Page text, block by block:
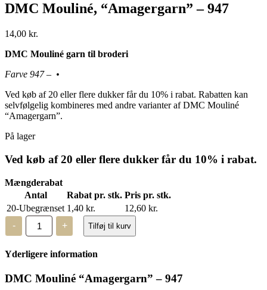
DMC Mouliné, “Amagergarn” – 947
14,00 kr.
DMC Mouliné garn til broderi
Farve 947 – •
Ved køb af 20 eller flere dukker får du 10% i rabat. Rabatten kan
selvfølgelig kombineres med andre varianter af DMC Mouliné
“Amagergarn”.
På lager
Ved køb af 20 eller flere dukker får du 10% i rabat.
Mængderabat
Antal
Rabat pr. stk. Pris pr. stk.
20-Ubegrænset 1,40 kr. 12,60 kr.
-
DMC
Mouliné,
“Amagergarn”
–
947
+ Tilføj til kurv
Yderligere information
DMC Mouliné “Amagergarn” – 947